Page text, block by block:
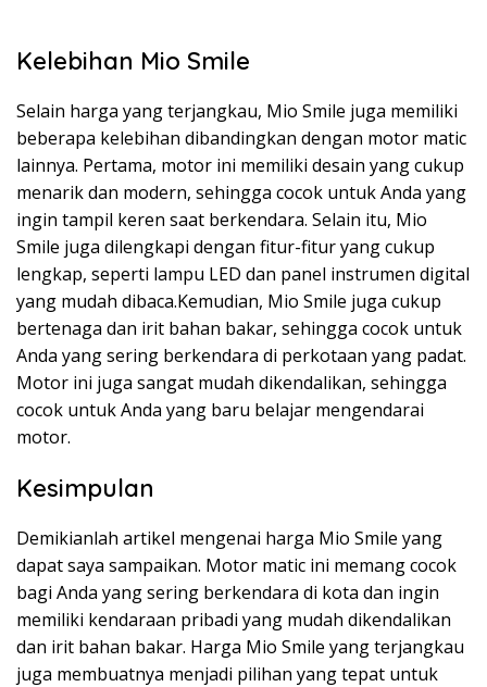
Kelebihan Mio Smile
Selain harga yang terjangkau, Mio Smile juga memiliki
beberapa kelebihan dibandingkan dengan motor matic
lainnya. Pertama, motor ini memiliki desain yang cukup
menarik dan modern, sehingga cocok untuk Anda yang
ingin tampil keren saat berkendara. Selain itu, Mio
Smile juga dilengkapi dengan fitur-fitur yang cukup
lengkap, seperti lampu LED dan panel instrumen digital
yang mudah dibaca.Kemudian, Mio Smile juga cukup
bertenaga dan irit bahan bakar, sehingga cocok untuk
Anda yang sering berkendara di perkotaan yang padat.
Motor ini juga sangat mudah dikendalikan, sehingga
cocok untuk Anda yang baru belajar mengendarai
motor.
Kesimpulan
Demikianlah artikel mengenai harga Mio Smile yang
dapat saya sampaikan. Motor matic ini memang cocok
bagi Anda yang sering berkendara di kota dan ingin
memiliki kendaraan pribadi yang mudah dikendalikan
dan irit bahan bakar. Harga Mio Smile yang terjangkau
juga membuatnya menjadi pilihan yang tepat untuk